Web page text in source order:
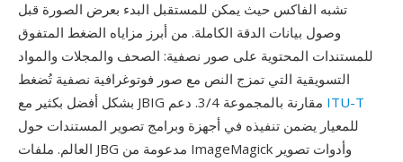
تشبه الفاكس حيث يمكن للمستقبل البدء بعرض الصورة قبل
وصول بيانات الدقة الكاملة. من أبرز مزاياه الضغط المتفوق
للمستندات المحتوية على صور نصفية: الصحف والمجلات والمواد
التسويقية التي تمزج النص مع صور فوتوغرافية نصفية تُضغط
ITU-T
للمعيار يضمن تنفيذه في أجهزة وبرامج تصوير المستندات حول
العالم. ملفات JBG مدعومة من ImageMagick وأدوات تصوير